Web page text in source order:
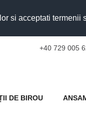
si acceptati termenii
+40 729 005
DE BIROU